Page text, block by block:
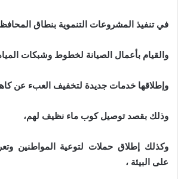
في تنفيذ المشروعات التنموية بنطاق
والقيام بأعمال الصيانة لخطوط وشبكات
وإطلاقها خدمات جديدة لتخفيف العبء عن
وذلك بقصد توصيل كوب ماء نظيف لهم،
وكذلك إطلاق حملات لتوعية المواطنين
على البيئة ،